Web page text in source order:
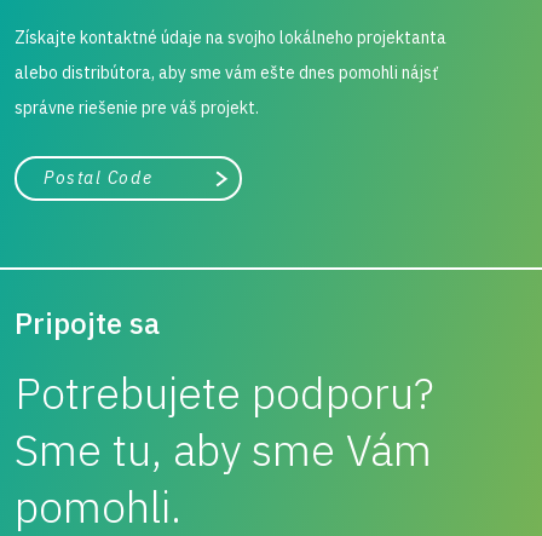
Získajte kontaktné údaje na svojho lokálneho projektanta
alebo distribútora, aby sme vám ešte dnes pomohli nájsť
správne riešenie pre váš projekt.
Mesto, štát alebo PSČ
Vyhľadávanie
Pripojte sa
Potrebujete podporu?
Sme tu, aby sme Vám
pomohli.